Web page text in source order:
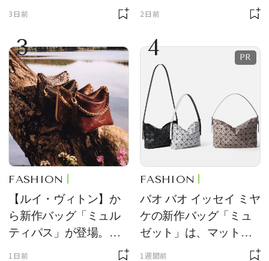
ーチ「はとっこ」を限
3日前
ーン型がスタイリング
2日前
3
FASHION
【ルイ・ヴィトン】か
ら新作バッグ「ミュル
ティパス」が登場。ミ
ニサイズもラインナッ
1日前
4
FASHION
バオ バオ イッセイ ミヤ
ケの新作バッグ「ミュ
ゼット」は、マットな
1週間前